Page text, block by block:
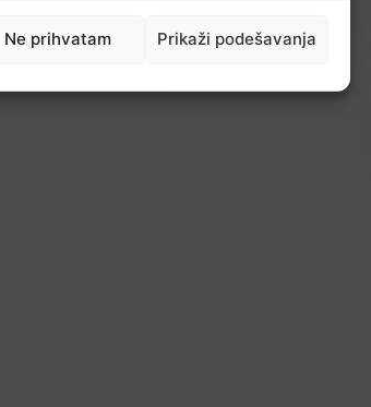
Ne prihvatam Prikaži podešavanja